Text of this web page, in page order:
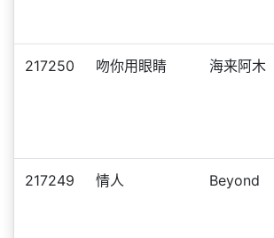
217250 吻你用眼睛 海来阿木
217249 情人 Beyond